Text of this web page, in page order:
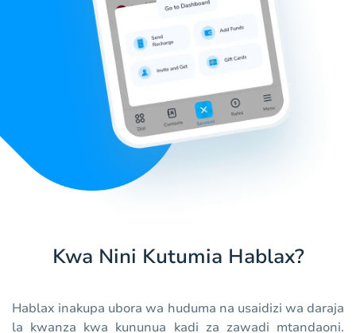
Kwa Nini Kutumia Hablax?
Hablax inakupa ubora wa huduma na usaidizi wa daraja
la kwanza kwa kununua kadi za zawadi mtandaoni.